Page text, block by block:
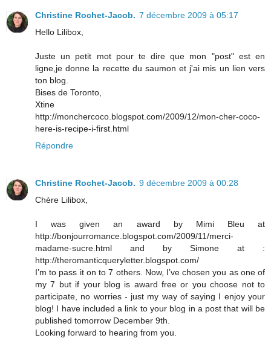
Christine Rochet-Jacob. 7 décembre 2009 à 05:17
Hello Lilibox,
Juste un petit mot pour te dire que mon "post" est en
ligne,je donne la recette du saumon et j'ai mis un lien vers
ton blog.
Bises de Toronto,
Xtine
http://monchercoco.blogspot.com/2009/12/mon-cher-coco-
here-is-recipe-i-first.html
Répondre
Christine Rochet-Jacob. 9 décembre 2009 à 00:28
Chère Lilibox,
I was given an award by Mimi Bleu at
http://bonjourromance.blogspot.com/2009/11/merci-
madame-sucre.html and by Simone at :
http://theromanticqueryletter.blogspot.com/
I’m to pass it on to 7 others. Now, I’ve chosen you as one of
my 7 but if your blog is award free or you choose not to
participate, no worries - just my way of saying I enjoy your
blog! I have included a link to your blog in a post that will be
published tomorrow December 9th.
Looking forward to hearing from you.